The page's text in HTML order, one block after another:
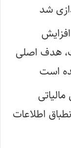
شد
هدف اصلی
است
اطلاعات